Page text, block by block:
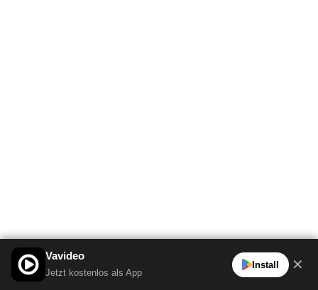
Vavideo
Jetzt kostenlos als App
Install ✕